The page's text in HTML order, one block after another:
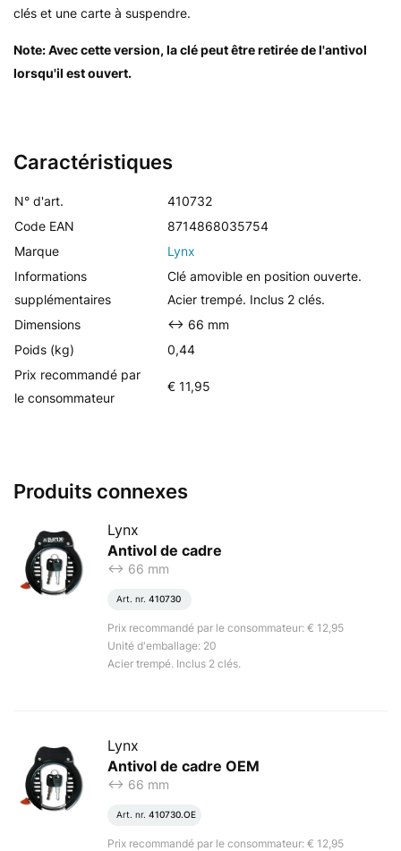
Caractéristiques
N° d'art.
410732
Code EAN
8714868035754
Marque
Lynx
Informations
supplémentaires
Clé amovible en position ouverte.
Acier trempé. Inclus 2 clés.
Dimensions
<-> 66 mm
Poids (kg)
0,44
Prix recommandé par
le consommateur
€ 11,95
clés et une carte à suspendre.
Note: Avec cette version, la clé peut être retirée de l'antivol
lorsqu'il est ouvert.
Produits connexes
Lynx
Antivol de cadre
<-> 66 mm
Art. nr. 410730
Prix recommandé par le consommateur: € 12,95
Unité d'emballage: 20
Acier trempé. Inclus 2 clés.
Lynx
Antivol de cadre OEM
<-> 66 mm
Art. nr. 410730.OE
Prix recommandé par le consommateur: € 12,95